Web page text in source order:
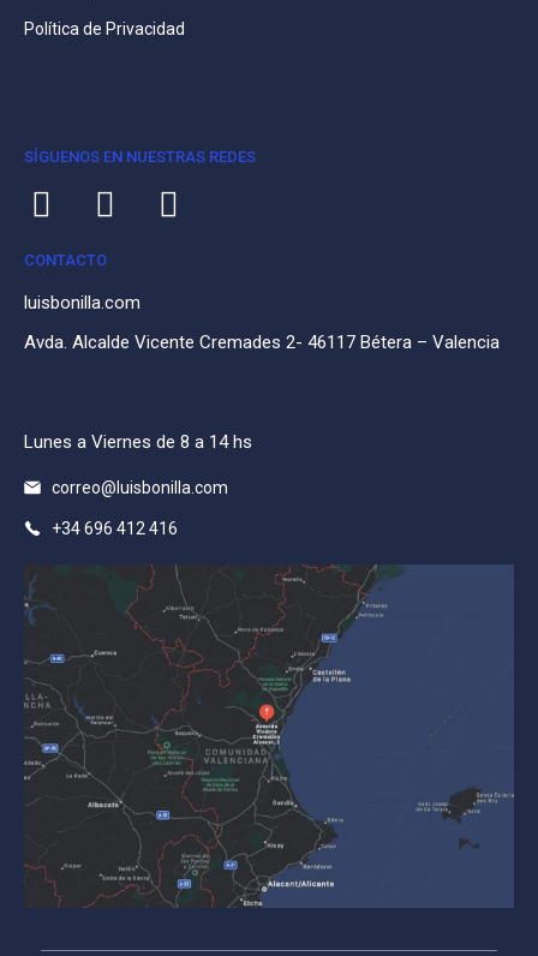
Política de Privacidad
SÍGUENOS EN NUESTRAS REDES
CONTACTO
luisbonilla.com
Avda. Alcalde Vicente Cremades 2- 46117 Bétera – Valencia
Lunes a Viernes de 8 a 14 hs
correo@luisbonilla.com
+34 696 412 416